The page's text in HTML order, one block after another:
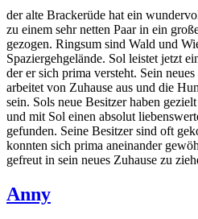
der alte Brackerüde hat ein
zu einem sehr netten Paar in ein
gezogen. Ringsum sind Wald und
Spaziergehgelände. Sol leistet jetzt
der er sich prima versteht. Sein
arbeitet von Zuhause aus und die
sein. Sols neue Besitzer haben
und mit Sol einen absolut
gefunden. Seine Besitzer sind oft
konnten sich prima aneinander
gefreut in sein neues Zuhause zu
Anny